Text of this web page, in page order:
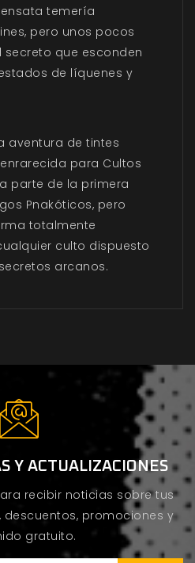
temería
pero unos pocos
secreto que esconden
de líquenes y
aventura de tintes
para Cultos
parte de la primera
Pnakóticos, pero
totalmente
culto dispuesto
arcanos.
Y ACTUALIZACIONES
recibir noticias sobre tus
promociones y
gratuito.